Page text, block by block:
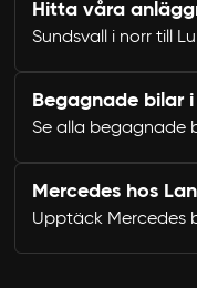
Hitta våra
Sundsvall i norr till
Begagnade bilar
Se alla begagnade
Mercedes hos
Upptäck Mercedes